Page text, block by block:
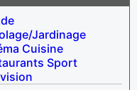
Jardinage
Cuisine
Sport